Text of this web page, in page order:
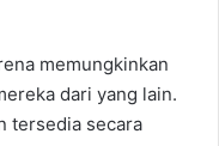
memungkinkan
dari yang lain.
tersedia secara